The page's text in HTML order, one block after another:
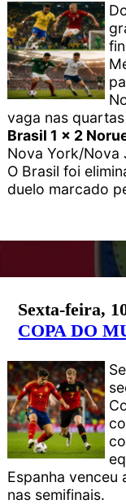
vaga nas
Brasil 1 x 2
Nova York/Nova
O Brasil foi
duelo marcado
Sexta-feira,
COPA DO
Espanha venceu
nas semifinais.